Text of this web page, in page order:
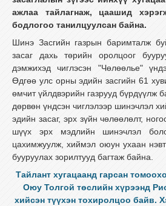
ажлаа тайлагнаж, цаашид
бодлогоо танилцуулсан байна.
Шинэ Засгийн газрын баримталж
засаг дахь төрийн оролцоог
дэмжихэд чиглэсэн "Чөлөөлье"
Өдгөө улс орны эдийн засгийн 61
өмчит үйлдвэрийн газрууд бүрдүүлж
дөрвөн үндсэн чиглэлээр шинэчлэл
эдийн засаг, эрх зүйн чөлөөлөлт,
шүүх эрх мэдлийн шинэчлэл
цахимжуулж, хиймэл оюун ухаан
бууруулах зорилтууд багтаж байна.
Тайлант хугацаанд гарсан
Оюу Толгой төслийн хүрээнд
хийсэн түүхэн тохиролцоо байв.